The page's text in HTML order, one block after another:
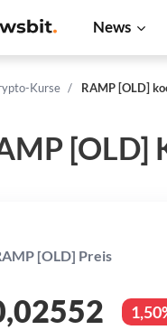
News
Kurse RAMP [OLD]
[OLD]
[OLD] Preis